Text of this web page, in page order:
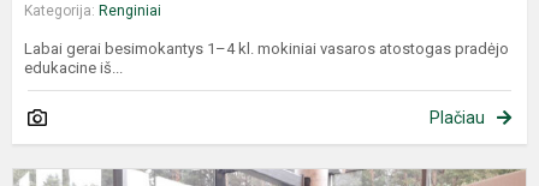
Kategorija: Renginiai
Labai gerai besimokantys 1–4 kl. mokiniai vasaros atostogas pradėjo
edukacine iš...
Plačiau